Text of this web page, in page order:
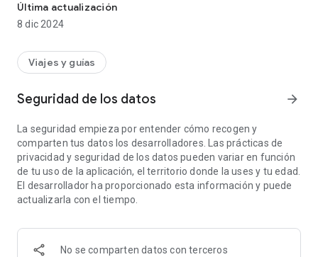
¿Por qué CityTrips?
movilidad en carsharing, motosharing, bicicleta, patinete,
VTC, taxi y transporte público.
-MUÉVETE EN BICI:mira los carriles bici, dónde aparcar y los
-EN TIEMPO REAL:conecta con el transporte público (metro,
bus, tranvía, bici, VTC y taxi). Podrás ver el recorrido en vivo y
guardar tus paradas favoritas.
-BENEFICIOS EXCLUSIVOS:aprovecha nuestras promociones
y descuentos para usuarios de la app.
-COMPARA:revisa todas las opciones de movilidad que
distancia o combina diferentes opciones en un mismo
trayecto.
Última actualización
8 dic 2024
Viajes y guías
Seguridad de los datos arrow_forward
La seguridad empieza por entender cómo recogen y
comparten tus datos los desarrolladores. Las prácticas de
privacidad y seguridad de los datos pueden variar en función
de tu uso de la aplicación, el territorio donde la uses y tu edad.
El desarrollador ha proporcionado esta información y puede
actualizarla con el tiempo.
No se comparten datos con terceros